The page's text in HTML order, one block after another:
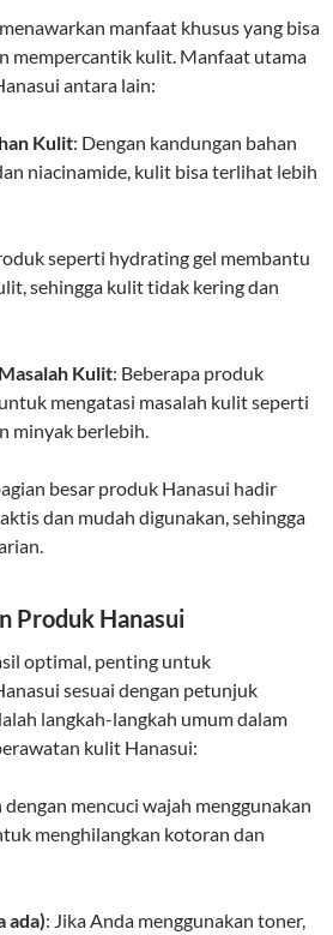
manfaat khusus yang bisa
mempercantik kulit. Manfaat utama
antara lain:
Kulit: Dengan kandungan bahan
niacinamide, kulit bisa terlihat lebih
seperti hydrating gel membantu
sehingga kulit tidak kering dan
Kulit: Beberapa produk
mengatasi masalah kulit seperti
minyak berlebih.
besar produk Hanasui hadir
dan mudah digunakan, sehingga
Produk Hanasui
optimal, penting untuk
sesuai dengan petunjuk
langkah-langkah umum dalam
kulit Hanasui:
mencuci wajah menggunakan
menghilangkan kotoran dan
ada): Jika Anda menggunakan toner,